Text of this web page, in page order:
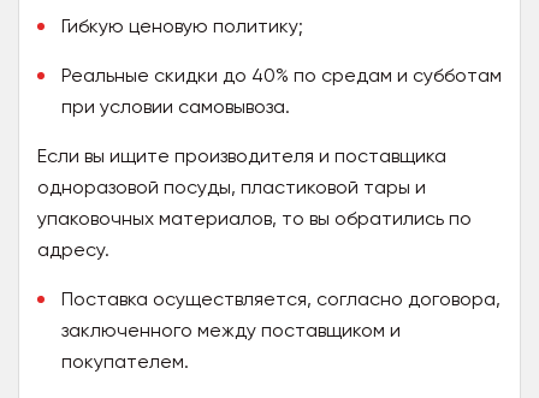
Гибкую ценовую политику;
Реальные скидки до 40% по средам и субботам
при условии самовывоза.
Если вы ищите производителя и поставщика
одноразовой посуды, пластиковой тары и
упаковочных материалов, то вы обратились по
адресу.
Поставка осуществляется, согласно договора,
заключенного между поставщиком и
покупателем.